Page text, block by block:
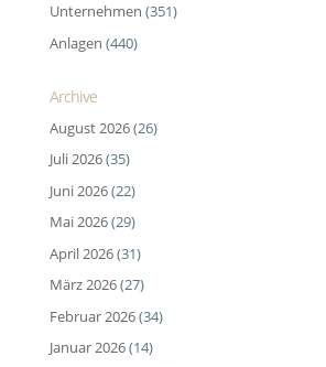
Unternehmen (351)
Anlagen (440)
Archive
August 2026(26)
Juli 2026(35)
Juni 2026(22)
Mai 2026(29)
April 2026(31)
März 2026(27)
Februar 2026(34)
Januar 2026(14)